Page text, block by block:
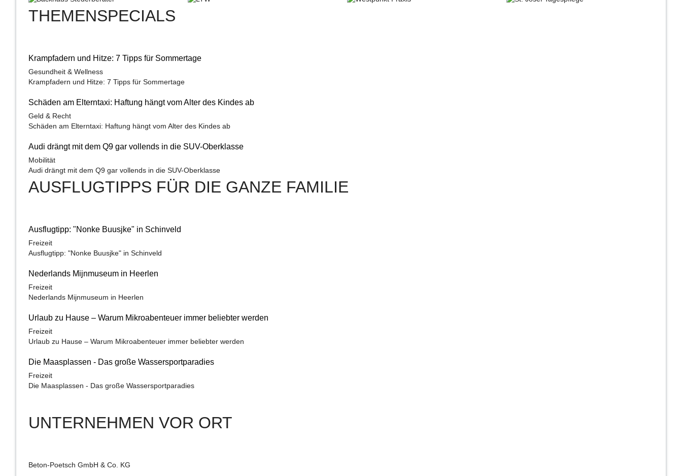
THEMENSPECIALS
Krampfadern und Hitze: 7 Tipps für Sommertage
Gesundheit & Wellness
Krampfadern und Hitze: 7 Tipps für Sommertage
Schäden am Elterntaxi: Haftung hängt vom Alter des Kindes ab
Geld & Recht
Schäden am Elterntaxi: Haftung hängt vom Alter des Kindes ab
Audi drängt mit dem Q9 gar vollends in die SUV-Oberklasse
Mobilität
Audi drängt mit dem Q9 gar vollends in die SUV-Oberklasse
AUSFLUGTIPPS FÜR DIE GANZE FAMILIE
Ausflugtipp: "Nonke Buusjke" in Schinveld
Freizeit
Ausflugtipp: "Nonke Buusjke" in Schinveld
Nederlands Mijnmuseum in Heerlen
Freizeit
Nederlands Mijnmuseum in Heerlen
Urlaub zu Hause – Warum Mikroabenteuer immer beliebter werden
Freizeit
Urlaub zu Hause – Warum Mikroabenteuer immer beliebter werden
Die Maasplassen - Das große Wassersportparadies
Freizeit
Die Maasplassen - Das große Wassersportparadies
UNTERNEHMEN VOR ORT
Beton-Poetsch GmbH & Co. KG